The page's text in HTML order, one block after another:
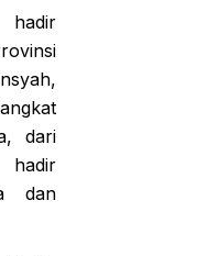
dari
hadir
dan